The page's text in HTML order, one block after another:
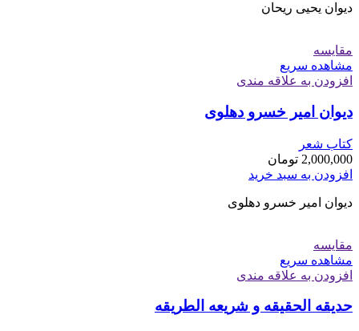
دیوان یحیی ریحان
مقایسه
مشاهده سریع
افزودن به علاقه مندی
دیوان امیر خسرو دهلوی
کتاب شعر
2,000,000 تومان
افزودن به سبد خرید
دیوان امیر خسرو دهلوی
مقایسه
مشاهده سریع
افزودن به علاقه مندی
حدیقه الحقیقه و شریعه الطریقه